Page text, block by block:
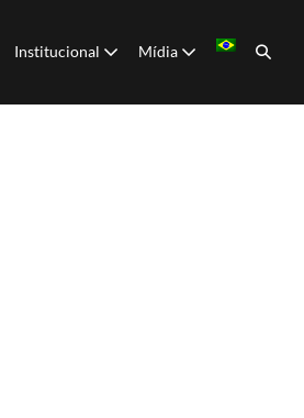
Institucional Mídia